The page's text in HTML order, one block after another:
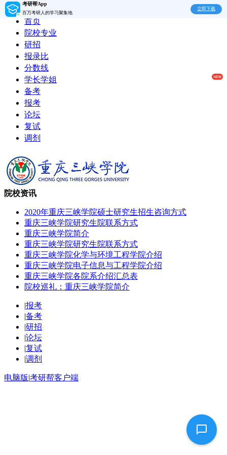
考研帮App
百万考研人的学习聚集地
立即下载
首页
院校专业
研招
报录比
分数线
学长学姐
备考
报考
论坛
复试
调剂
院校资讯
2020年重庆三峡学院硕士研究生招生咨询方式
重庆三峡学院研究生院联系方式
重庆三峡学院简介
重庆三峡学院研究生院联系方式
重庆三峡学院化学与环境工程学院介绍
重庆三峡学院电子信息与工程学院介绍
重庆三峡学院各院系介绍汇总表
院校巡礼：重庆三峡学院简介
|报考
|备考
|研招
|论坛
|复试
|调剂
电脑版|考研帮客户端